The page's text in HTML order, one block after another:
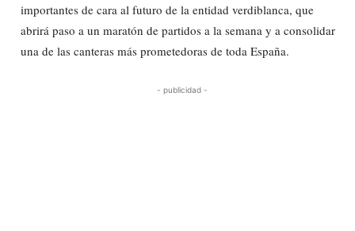
importantes de cara al futuro de la entidad verdiblanca, que
abrirá paso a un maratón de partidos a la semana y a consolidar
una de las canteras más prometedoras de toda España.
- publicidad -